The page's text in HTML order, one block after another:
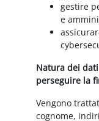
gestire
e
Natura dei
perseguire la
Vengono
cognome,